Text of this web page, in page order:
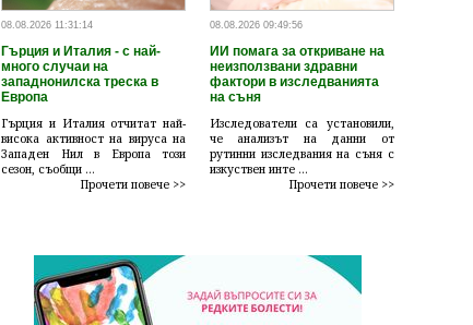
08.08.2026 11:31:14
Гърция и Италия - с най-
много случаи на
западнонилска треска в
Европа
Гърция и Италия отчитат най-
висока активност на вируса на
Западен Нил в Европа този
сезон, съобщи ...
Прочети повече >>
08.08.2026 09:49:56
ИИ помага за откриване на
неизползвани здравни
фактори в изследванията
на съня
Изследователи са установили,
че анализът на данни от
рутинни изследвания на съня с
изкуствен инте ...
Прочети повече >>